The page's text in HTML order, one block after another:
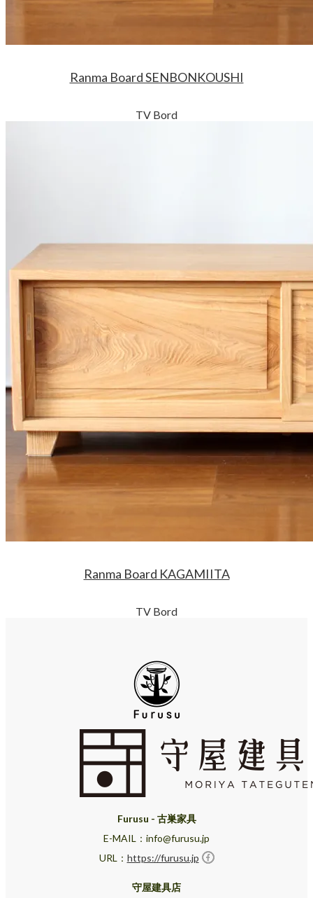
Ranma Board SENBONKOUSHI
TV Bord
Ranma Board KAGAMIITA
TV Bord
Furusu - 古巣家具
E-MAIL：info@furusu.jp
URL： https://furusu.jp
守屋建具店